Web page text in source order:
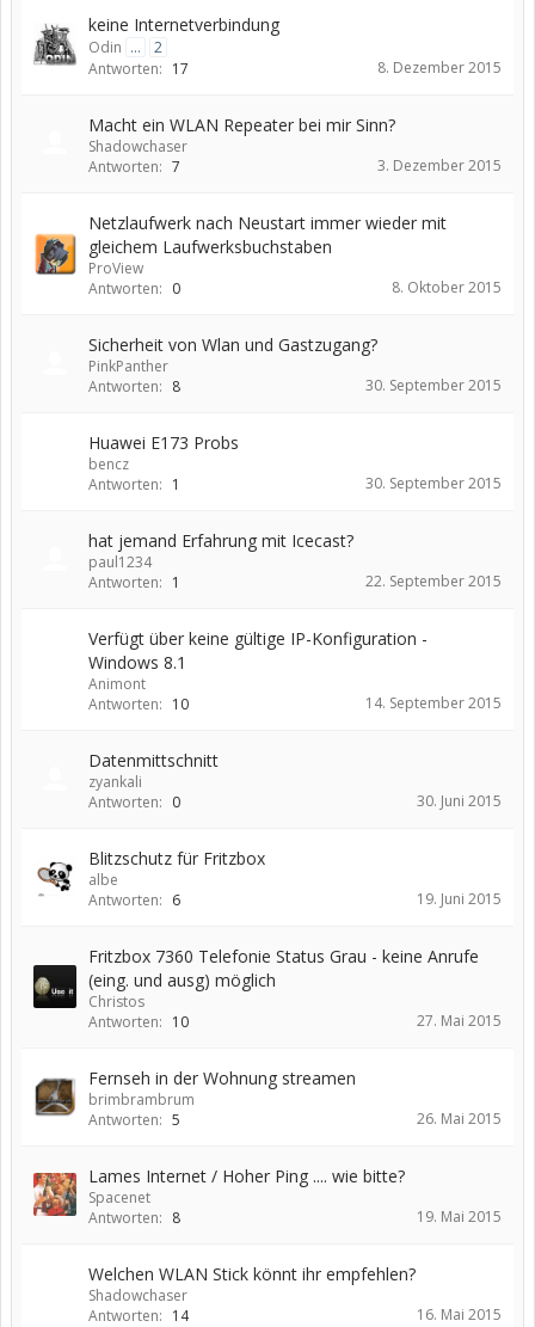
keine Internetverbindung
Odin ...
2
Antworten: 17 8. Dezember 2015
Macht ein WLAN Repeater bei mir Sinn?
Shadowchaser
Antworten: 7 3. Dezember 2015
Netzlaufwerk nach Neustart immer wieder mit
gleichem Laufwerksbuchstaben
ProView
Antworten: 0 8. Oktober 2015
Sicherheit von Wlan und Gastzugang?
PinkPanther
Antworten: 8 30. September 2015
Huawei E173 Probs
bencz
Antworten: 1 30. September 2015
hat jemand Erfahrung mit Icecast?
paul1234
Antworten: 1 22. September 2015
Verfügt über keine gültige IP-Konfiguration -
Windows 8.1
Animont
Antworten: 10 14. September 2015
Datenmittschnitt
zyankali
Antworten: 0 30. Juni 2015
Blitzschutz für Fritzbox
albe
Antworten: 6 19. Juni 2015
Fritzbox 7360 Telefonie Status Grau - keine Anrufe
(eing. und ausg) möglich
Christos
Antworten: 10 27. Mai 2015
Fernseh in der Wohnung streamen
brimbrambrum
Antworten: 5 26. Mai 2015
Lames Internet / Hoher Ping .... wie bitte?
Spacenet
Antworten: 8 19. Mai 2015
Welchen WLAN Stick könnt ihr empfehlen?
Shadowchaser
Antworten: 14 16. Mai 2015